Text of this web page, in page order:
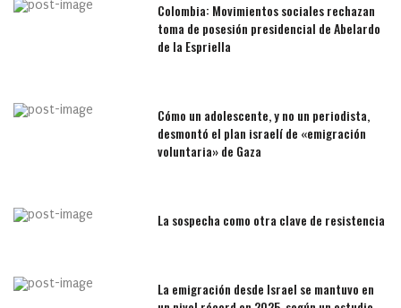
Colombia: Movimientos sociales rechazan
toma de posesión presidencial de Abelardo
de la Espriella
Cómo un adolescente, y no un periodista,
desmontó el plan israelí de «emigración
voluntaria» de Gaza
La sospecha como otra clave de resistencia
La emigración desde Israel se mantuvo en